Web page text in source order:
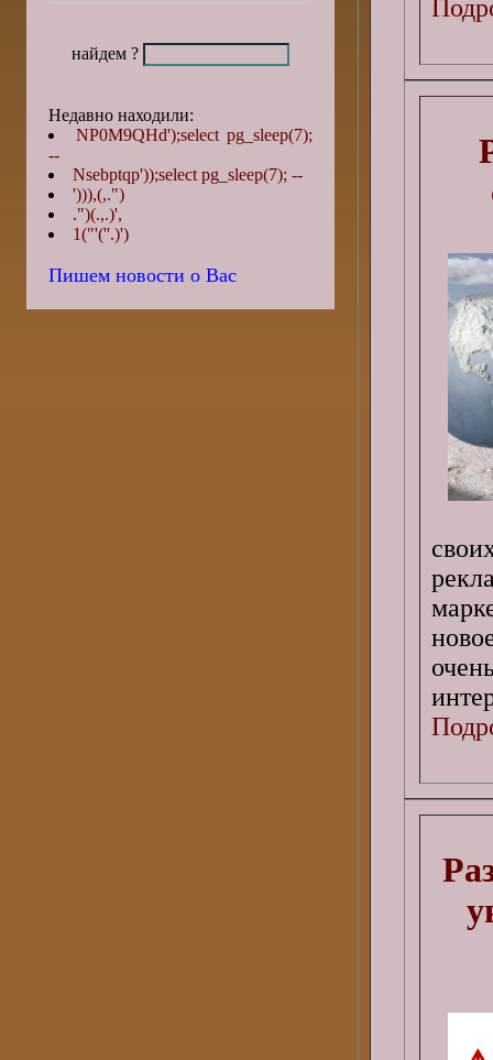
найдем ?
Недавно находили:
NP0M9QHd');select pg_sleep(7);
--
Nsebptqp'));select pg_sleep(7); --
'))),(,.")
.")(.,.)',
1("'(''.)')
Пишем новости о Вас